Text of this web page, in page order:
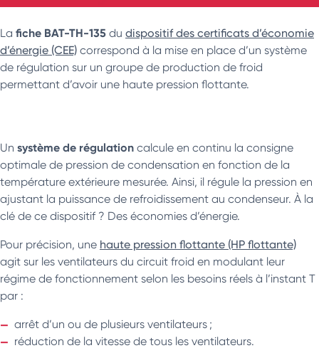
La fiche BAT-TH-135 du dispositif des certificats d’économie
d’énergie (CEE) correspond à la mise en place d’un système
de régulation sur un groupe de production de froid
permettant d’avoir une haute pression flottante.
Un système de régulation calcule en continu la consigne
optimale de pression de condensation en fonction de la
température extérieure mesurée. Ainsi, il régule la pression en
ajustant la puissance de refroidissement au condenseur. À la
clé de ce dispositif ? Des économies d’énergie.
Pour précision, une haute pression flottante (HP flottante)
agit sur les ventilateurs du circuit froid en modulant leur
régime de fonctionnement selon les besoins réels à l’instant T
par :
arrêt d’un ou de plusieurs ventilateurs ;
réduction de la vitesse de tous les ventilateurs.